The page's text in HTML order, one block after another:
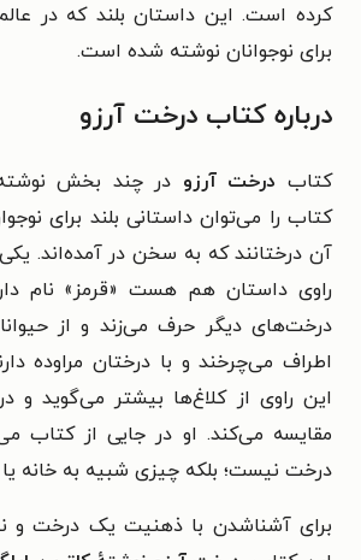
کرده است. این داستان بلند که در
برای نوجوانان نوشته شده است.
درباره کتاب درخت آرزو
کتاب درخت آرزو در چند بخش
کتاب را می‌توان داستانی بلند برای
آن درختانند که به سخن در آمده‌اند.
راوی داستان هم هست «قرمز» نام
درخت‌های دیگر حرف می‌زند و از
اطراف می‌چرخند و با درختان مراوده
این راوی از کلاغ‌ها بیشتر می‌گوید و
مقایسه می‌کند. او در جایی از کتاب
درخت نیست؛ بلکه چیزی شبیه به خانه
برای آشناشدن با ذهنیت یک درخت و